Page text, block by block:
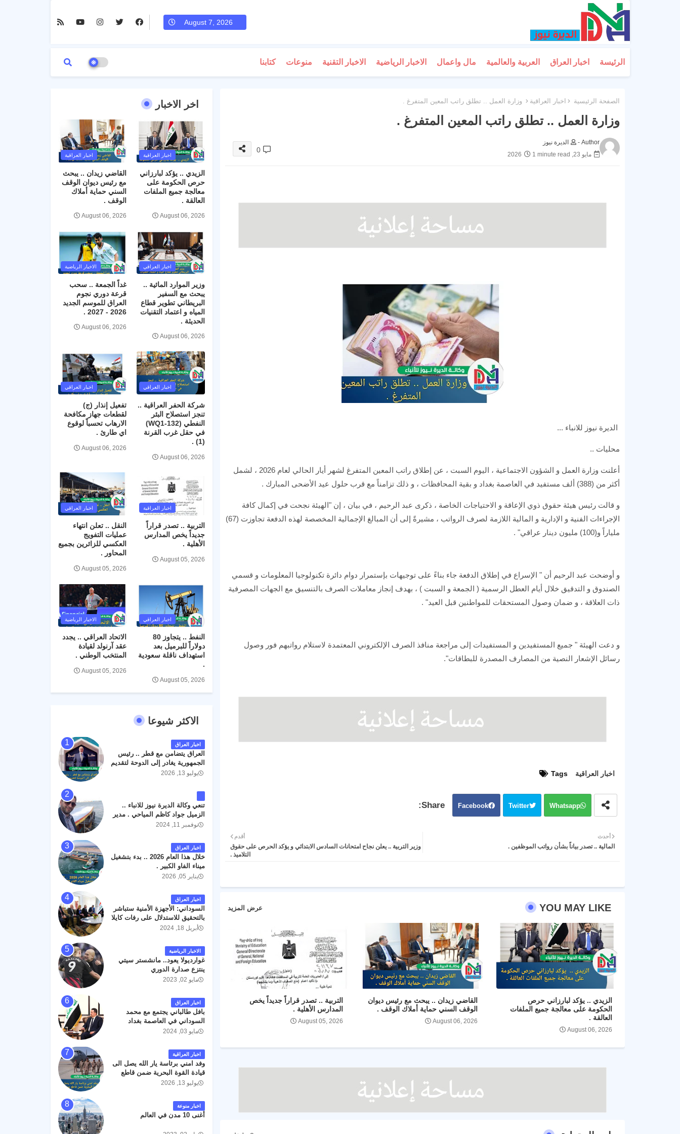
August 7, 2026
الرئيسة اخبار العراق العربية والعالمية مال واعمال الاخبار الرياضية الاخبار التقنية منوعات كتابنا
الصفحة الرئيسية اخبار العراقية وزارة العمل .. تطلق راتب المعين المتفرغ .
وزارة العمل .. تطلق راتب المعين المتفرغ .
Author -
الديرة نيوز
مايو 23, 2026
1 minute read
0
الديرة نيوز للانباء ...
محليات ..
أعلنت وزارة العمل و الشؤون الاجتماعية ، اليوم السبت ، عن إطلاق راتب المعين المتفرغ لشهر أيار الحالي لعام 2026 ، لشمل
أكثر من (388) ألف مستفيد في العاصمة بغداد و بقية المحافظات ، و ذلك تزامناً مع قرب حلول عيد الأضحى المبارك .
و قالت رئيس هيئة حقوق ذوي الإعاقة و الاحتياجات الخاصة ، ذكرى عبد الرحيم ، في بيان ، إن "الهيئة نجحت في إكمال كافة
الإجراءات الفنية و الإدارية و المالية اللازمة لصرف الرواتب ، مشيرةً إلى أن المبالغ الإجمالية المخصصة لهذه الدفعة تجاوزت (67)
ملياراً و(100) مليون دينار عراقي" .
و أوضحت عبد الرحيم أن " الإسراع في إطلاق الدفعة جاء بناءً على توجيهات بإستمرار دوام دائرة تكنولوجيا المعلومات و قسمي
الصندوق و التدقيق خلال أيام العطل الرسمية ( الجمعة و السبت ) ، بهدف إنجاز معاملات الصرف بالتنسيق مع الجهات المصرفية
ذات العلاقة ، و ضمان وصول المستحقات للمواطنين قبل العيد" .
و دعت الهيئة " جميع المستفيدين و المستفيدات إلى مراجعة منافذ الصرف الإلكتروني المعتمدة لاستلام رواتبهم فور وصول
رسائل الإشعار النصية من المصارف المصدرة للبطاقات".
Tags اخبار العراقية
Facebook Twitter Whatsapp
أحدث
المالية .. تصدر بياناً بشأن رواتب الموظفين .
أقدم
وزير التربية .. يعلن نجاح امتحانات السادس الابتدائي و يؤكد الحرص على حقوق
التلاميذ .
YOU MAY LIKE عرض المزيد
الزيدي .. يؤكد لبارزاني حرص
الحكومة على معالجة جميع الملفات
العالقة .
August 06, 2026
القاضي زيدان .. يبحث مع رئيس ديوان
الوقف السني حماية أملاك الوقف .
August 06, 2026
التربية .. تصدر قراراً جديداً يخص
المدارس الأهلية .
August 05, 2026
اخر الاخبار
اخبار العراقية
الزيدي .. يؤكد لبارزاني
حرص الحكومة على
معالجة جميع الملفات
العالقة .
August 06, 2026
اخبار العراقية
القاضي زيدان .. يبحث
مع رئيس ديوان الوقف
السني حماية أملاك
الوقف .
August 06, 2026
اخبار العراقي
وزير الموارد المائية ..
يبحث مع السفير
البريطاني تطوير قطاع
المياه و اعتماد التقنيات
الحديثة .
August 06, 2026
الاخبار الرياضية
غداً الجمعة .. سحب
قرعة دوري نجوم
العراق للموسم الجديد
2026 - 2027 .
August 06, 2026
اخبار العراقي
شركة الحفر العراقية ..
تنجز استصلاح البئر
النفطي (WQ1-132)
في حقل غرب القرنة
(1) .
August 06, 2026
اخبار العراقي
تفعيل إنذار (ج)
لقطعات جهاز مكافحة
الارهاب تحسباً لوقوع
اي طارئ .
August 06, 2026
اخبار العراقية
التربية .. تصدر قراراً
جديداً يخص المدارس
الأهلية .
August 05, 2026
اخبار العراقي
النقل .. تعلن انتهاء
عمليات التفويج
العكسي للزائرين بجميع
المحاور .
August 05, 2026
اخبار العراقي
النفط .. يتجاوز 80
دولاراً للبرميل بعد
استهداف ناقلة سعودية
.
August 05, 2026
الاخبار الرياضية
الاتحاد العراقي .. يجدد
عقد آرنولد لقيادة
المنتخب الوطني .
August 05, 2026
الاكثر شيوعا
اخبار العراق
العراق يتضامن مع قطر .. رئيس
الجمهورية يغادر إلى الدوحة لتقديم
واجب العزاء .
يوليو 13, 2026
تنعي وكالة الديرة نيوز للانباء ..
الزميل جواد كاظم المياحي . مدير
الخطوط الجوية العراقية السابق
البصرة الدولي اليوم الاثنين على
الطريق المؤدي من البوابة
الرئيسة الى صالة المسافرين .
حيث كان سبب الحادث يعود
لتصادم عجلته مع عجلة نوع كيا بنكو
مطار البصرة الدولي . سائلين الله
عز وجل ان يتغمد الفقيد بواسع
رحمته ، و انا لله وانا اليه راجعون .
نوفمبر 11, 2024
اخبار العراق
خلال هذا العام 2026 .. بدء بتشغيل
ميناء الفاو الكبير .
يناير 05, 2026
اخبار العراق
السوداني: الأجهزة الأمنية ستباشر
بالتحقيق للاستدلال على رفات كايلا
مولرأبريل 18, 2024
الاخبار الرياضية
غوارديولا يعود.. مانشستر سيتي
ينتزع صدارة الدوري
مايو 02, 2023
اخبار العراق
بافل طالباني يجتمع مع محمد
السوداني في العاصمة بغداد
مايو 03, 2024
اخبار العراقية
وفد امني برئاسة يار الله يصل الى
قيادة القوة البحرية ضمن قاطع
عمليات البصرة .
يوليو 13, 2026
اخبار منوعة
أغنى 10 مدن في العالم